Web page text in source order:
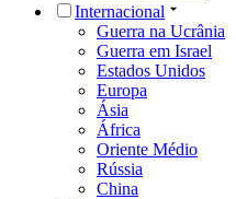
Internacional
Guerra na Ucrânia
Guerra em Israel
Estados Unidos
Europa
Ásia
África
Oriente Médio
Rússia
China